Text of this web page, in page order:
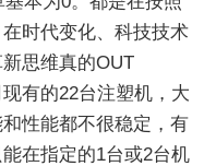
时代变化、科技技术
思维真的OUT
有的22台注塑机，大
性能都不很稳定，有
在指定的1台或2台机